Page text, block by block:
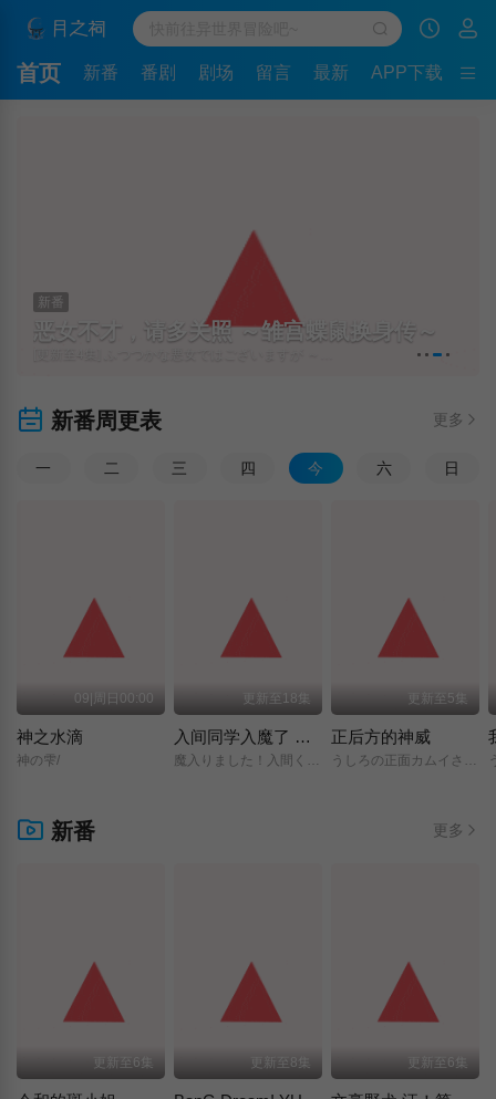
首页 新番 番剧 剧场 留言 最新 APP下载
新番
恶女不才，请多关照 ～雏宫蝶鼠换身传～
新番周更表 更多
一 二 三 四 今 六 日
09|周日00:00
神之水滴
神の雫/
更新至18集
入间同学入魔了 第四季
魔入りました！入間くん/第4シリーズ/
更新至5集
正后方的神威
うしろの正面カムイさん/
新番 更多
更新至6集 更新至8集 更新至6集